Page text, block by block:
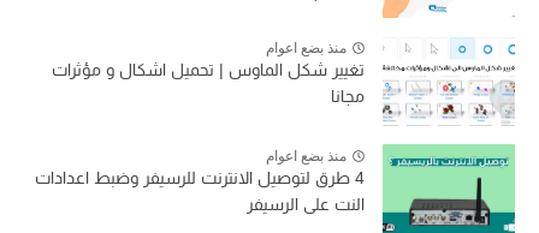
منذ بضع اعوام
تغيير شكل الماوس | تحميل اشكال و مؤثرات
مجانا
منذ بضع اعوام
4 طرق لتوصيل الانترنت للرسيفر وضبط اعدادات
النت على الرسيفر